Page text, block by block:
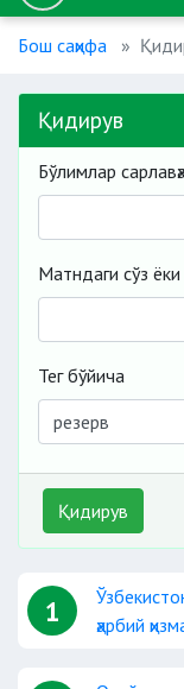
Бош саҳифа
Қидирув
Бўлимлар
Матндаги сўз
Тег бўйича
Қидирув
1
ҳарбий